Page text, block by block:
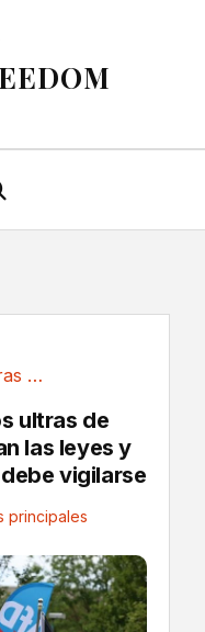
Presión legal contra los ultras de AfD en...
ultras de
las leyes y
vigilarse
principales